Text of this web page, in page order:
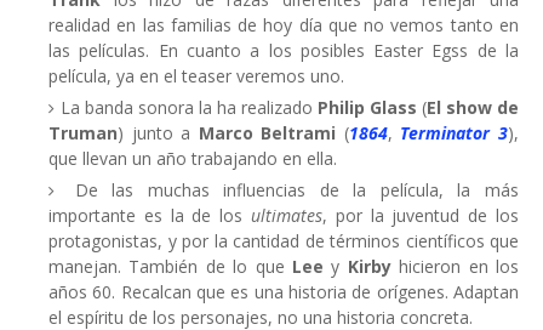
realidad en las familias de hoy día que no vemos tanto en
las películas. En cuanto a los posibles Easter Egss de la
película, ya en el teaser veremos uno.
La banda sonora la ha realizado Philip Glass (El show de
Truman) junto a Marco Beltrami (1864, Terminator 3),
que llevan un año trabajando en ella.
De las muchas influencias de la película, la más
importante es la de los ultimates, por la juventud de los
protagonistas, y por la cantidad de términos científicos que
manejan. También de lo que Lee y Kirbyhicieron en los
años 60. Recalcan que es una historia de orígenes. Adaptan
el espíritu de los personajes, no una historia concreta.